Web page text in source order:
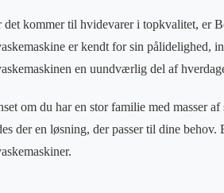
det kommer til hvidevarer i topkvalitet, er
er kendt for sin pålidelighed,
en uundværlig del af
om du har en stor familie med masser
der en løsning, der passer til dine